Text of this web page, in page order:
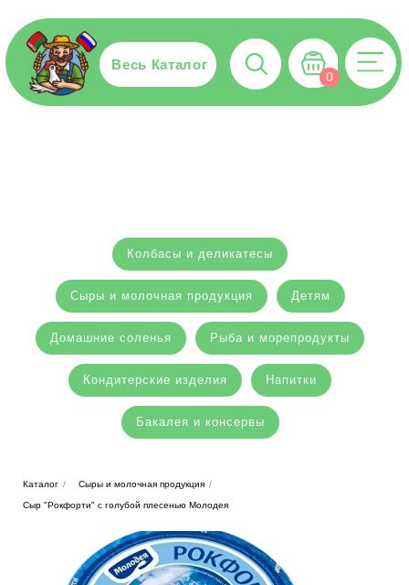
Весь Каталог
0
Колбасы и деликатесы
Сыры и молочная продукция Детям
Домашние соленья Рыба и морепродукты
Кондитерские изделия Напитки
Бакалея и консервы
Каталог / Сыры и молочная продукция /
Сыр "Рокфорти" с голубой плесенью Молодея